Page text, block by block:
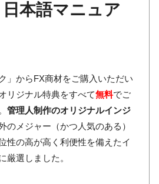
本語マニュア
」からFX商材をご購入いただい
リジナル特典をすべて無料でご
管理人制作のオリジナルインジ
のメジャー（かつ人気のある）
性の高が高く利便性を備えたイ
厳選しました。